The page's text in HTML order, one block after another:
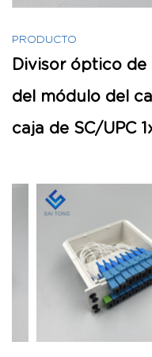
PRODUCTO
Divisor óptico de
del módulo del
caja de SC/UPC